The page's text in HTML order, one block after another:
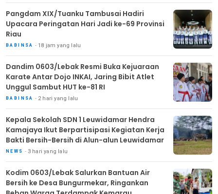
Pangdam XIX/Tuanku Tambusai Hadiri
Upacara Peringatan Hari Jadi ke-69 Provinsi
Riau
BABINSA 18 jam yang lalu
Dandim 0603/Lebak Resmi Buka Kejuaraan
Karate Antar Dojo INKAI, Jaring Bibit Atlet
Unggul Sambut HUT ke-81 RI
BABINSA 2 hari yang lalu
Kepala Sekolah SDN 1 Leuwidamar Hendra
Kamajaya Ikut Berpartisipasi Kegiatan Kerja
Bakti Bersih-Bersih di Alun-alun Leuwidamar
NEWS 3 hari yang lalu
Kodim 0603/Lebak Salurkan Bantuan Air
Bersih ke Desa Bungurmekar, Ringankan